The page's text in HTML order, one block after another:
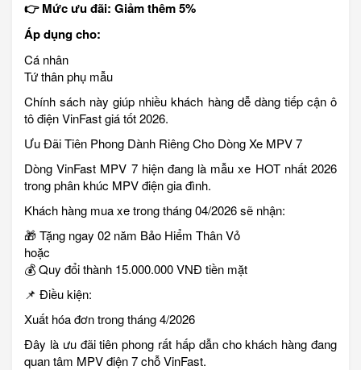
👉 Mức ưu đãi: Giảm thêm 5%
Áp dụng cho:
Cá nhân
Tứ thân phụ mẫu
Chính sách này giúp nhiều khách hàng dễ dàng tiếp cận ô
tô điện VinFast giá tốt 2026.
Ưu Đãi Tiên Phong Dành Riêng Cho Dòng Xe MPV 7
Dòng VinFast MPV 7 hiện đang là mẫu xe HOT nhất 2026
trong phân khúc MPV điện gia đình.
Khách hàng mua xe trong tháng 04/2026 sẽ nhận:
🎁 Tặng ngay 02 năm Bảo Hiểm Thân Vỏ
hoặc
💰 Quy đổi thành 15.000.000 VNĐ tiền mặt
📌 Điều kiện:
Xuất hóa đơn trong tháng 4/2026
Đây là ưu đãi tiên phong rất hấp dẫn cho khách hàng đang
quan tâm MPV điện 7 chỗ VinFast.